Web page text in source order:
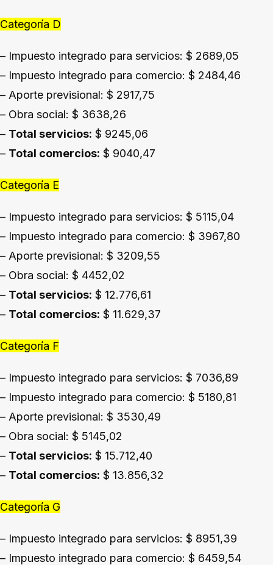
Categoría D
– Impuesto integrado para servicios: $ 2689,05
– Impuesto integrado para comercio: $ 2484,46
– Aporte previsional: $ 2917,75
– Obra social: $ 3638,26
– Total servicios: $ 9245,06
– Total comercios: $ 9040,47
Categoría E
– Impuesto integrado para servicios: $ 5115,04
– Impuesto integrado para comercio: $ 3967,80
– Aporte previsional: $ 3209,55
– Obra social: $ 4452,02
– Total servicios: $ 12.776,61
– Total comercios: $ 11.629,37
Categoría F
– Impuesto integrado para servicios: $ 7036,89
– Impuesto integrado para comercio: $ 5180,81
– Aporte previsional: $ 3530,49
– Obra social: $ 5145,02
– Total servicios: $ 15.712,40
– Total comercios: $ 13.856,32
Categoría G
– Impuesto integrado para servicios: $ 8951,39
– Impuesto integrado para comercio: $ 6459,54